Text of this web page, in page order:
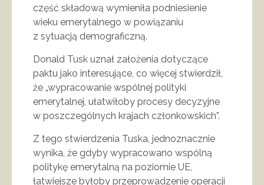
część składową wymieniła podniesienie
wieku emerytalnego w powiązaniu
z sytuacją demograficzną.
Donald Tusk uznał założenia dotyczące
paktu jako interesujące, co więcej stwierdził,
że „wypracowanie wspólnej polityki
emerytalnej, ułatwiłoby procesy decyzyjne
w poszczególnych krajach członkowskich”.
Z tego stwierdzenia Tuska, jednoznacznie
wynika, że gdyby wypracowano wspólną
politykę emerytalną na poziomie UE,
łatwiejsze byłoby przeprowadzenie operacji